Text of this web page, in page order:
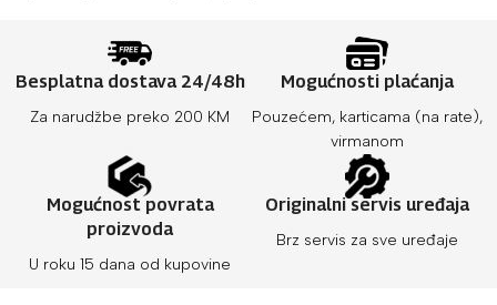
Besplatna dostava 24/48h
Za narudžbe preko 200 KM
Mogućnosti plaćanja
Pouzećem, karticama (na rate),
virmanom
Mogućnost povrata
proizvoda
U roku 15 dana od kupovine
Originalni servis uređaja
Brz servis za sve uređaje